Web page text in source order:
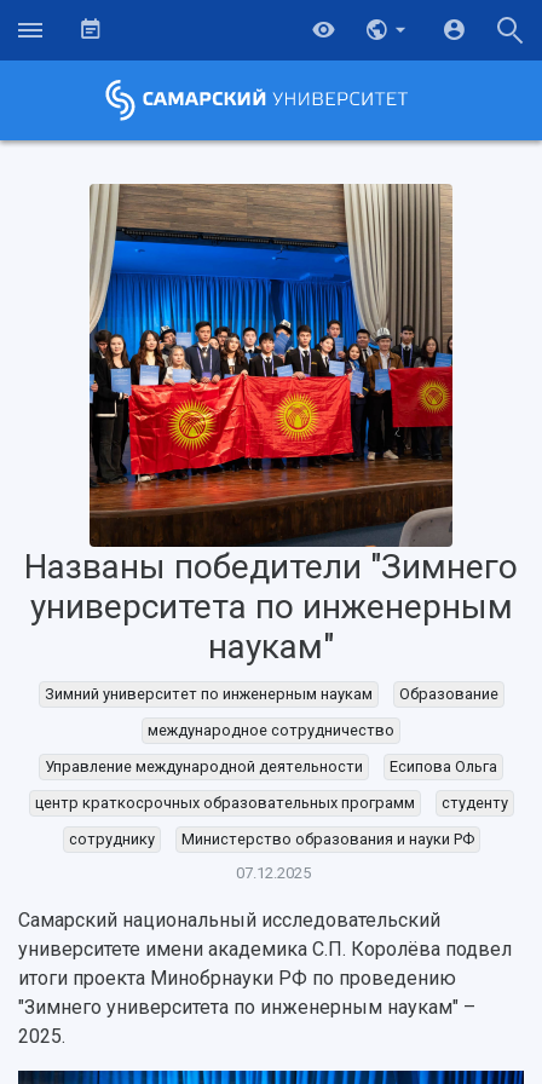
НАЗАД
Об университете
Новости
Образование
Научно-исследовательская деятельность
Названы победители "Зимнего
университета по инженерным
наукам"
Зимний университет по инженерным наукам
Образование
международное сотрудничество
Управление международной деятельности
Есипова Ольга
центр краткосрочных образовательных программ
студенту
сотруднику
Министерство образования и науки РФ
07.12.2025
Самарский национальный исследовательский
университете имени академика С.П. Королёва подвел
итоги проекта Минобрнауки РФ по проведению
"Зимнего университета по инженерным наукам" –
2025.